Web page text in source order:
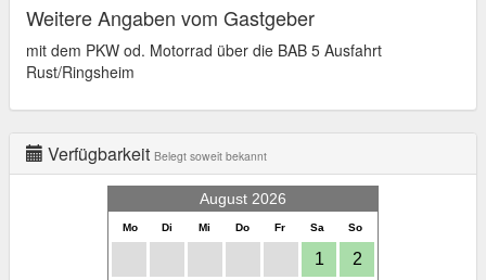
Weitere Angaben vom Gastgeber
mit dem PKW od. Motorrad über die BAB 5 Ausfahrt
Rust/Ringsheim
Verfügbarkeit Belegt soweit bekannt
August 2026
Mo Di Mi Do Fr Sa So
1 2